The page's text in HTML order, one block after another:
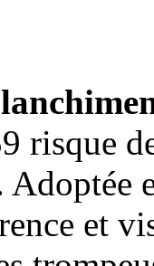
risque
et